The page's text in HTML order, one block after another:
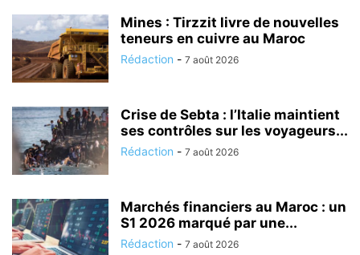
Mines : Tirzzit livre de nouvelles
teneurs en cuivre au Maroc
Rédaction - 7 août 2026
Crise de Sebta : l’Italie maintient
ses contrôles sur les voyageurs...
Rédaction - 7 août 2026
Marchés financiers au Maroc : un
S1 2026 marqué par une...
Rédaction - 7 août 2026